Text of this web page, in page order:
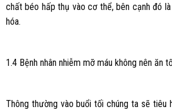
chất béo hấp thụ vào cơ thể, bên cạnh đó
hóa.
1.4 Bệnh nhân nhiễm mỡ máu không nên ăn
Thông thường vào buổi tối chúng ta sẽ tiêu